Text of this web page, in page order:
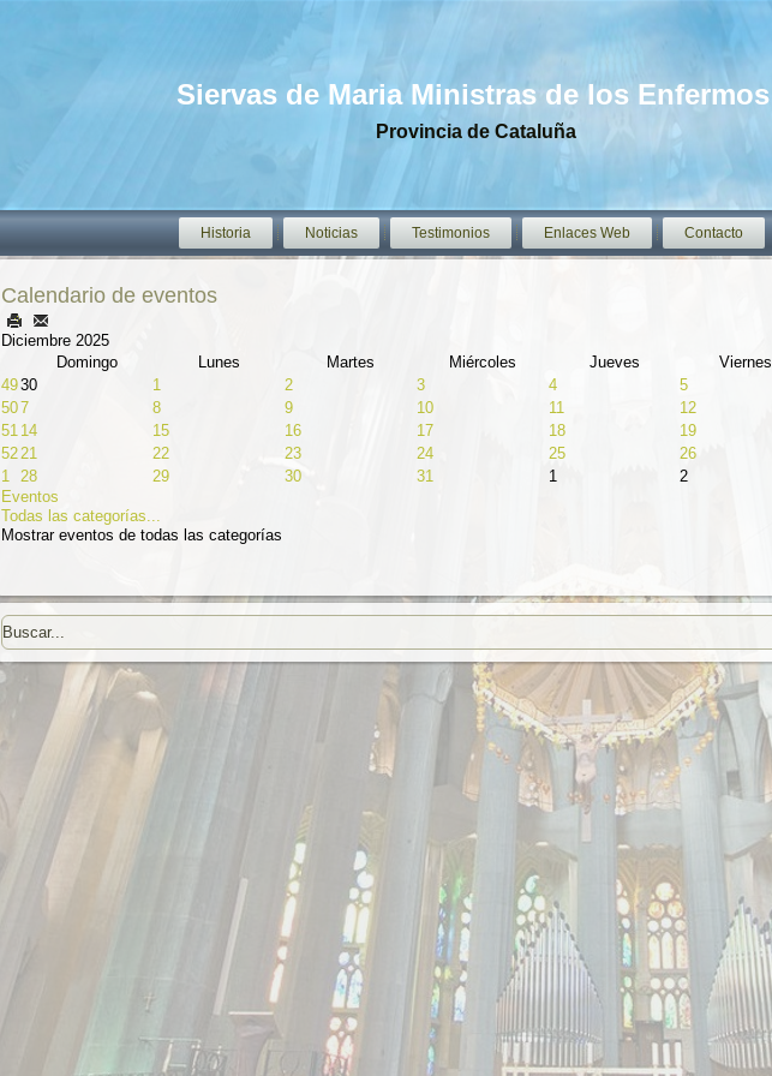
Siervas de Maria Ministras de los Enfermos
Provincia de Cataluña
Historia Noticias Testimonios Enlaces Web Contacto
Calendario de eventos
Diciembre 2025
Domingo
Lunes Martes Miércoles Jueves Viernes
4930 1 2 3 4 5
507 8 9 10 11 12
51 14 15 16 17 18 19
5221 22 23 24 25 26
1
28 29 30 31 1 2
Eventos
Todas las categorías...
Mostrar eventos de todas las categorías